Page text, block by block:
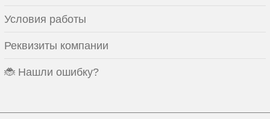
Условия работы
Реквизиты компании
🐞 Нашли ошибку?